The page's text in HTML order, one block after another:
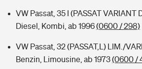
Sie haben Fragen?
Zur Übersicht
Tools
VW Passat, 35 I (PASSAT VARIANT
Diesel, Kombi, ab 1996(0600 / 298)
VW Passat, 32 (PASSAT,L) LIM./
Benzin, Limousine, ab 1973(0600 /